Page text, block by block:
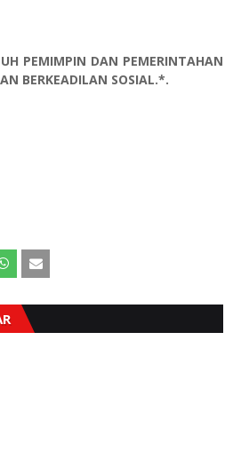
PEMIMPIN DAN PEMERINTAHAN
BERKEADILAN SOSIAL.*.